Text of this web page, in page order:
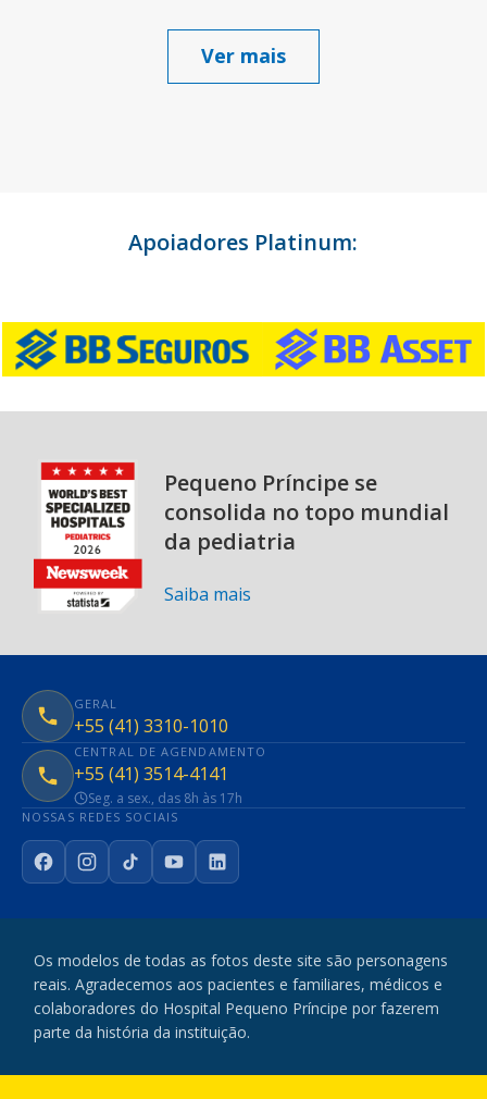
Ver mais
Apoiadores Platinum:
Pequeno Príncipe se
consolida no topo mundial
da pediatria
Saiba mais
GERAL
+55 (41) 3310-1010
CENTRAL DE AGENDAMENTO
+55 (41) 3514-4141
Seg. a sex., das 8h às 17h
NOSSAS REDES SOCIAIS
FacebookInstagram
TikTokYouTubeLinkedIn
Os modelos de todas as fotos deste site são personagens
reais. Agradecemos aos pacientes e familiares, médicos e
colaboradores do Hospital Pequeno Príncipe por fazerem
parte da história da instituição.